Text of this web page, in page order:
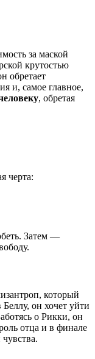
за маской
крутостью
обретает
и, самое главное,
, обретая
черта:
Затем —
который
он хочет уйти
о Рикки, он
отца и в финале